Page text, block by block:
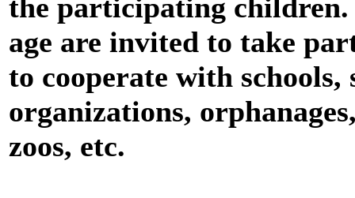
the participating
age are invited to take
to cooperate with
organizations,
zoos, etc.